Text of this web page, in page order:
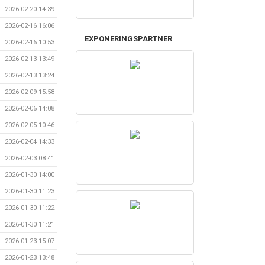
2026-02-20 14:39
2026-02-16 16:06
2026-02-16 10:53
2026-02-13 13:49
2026-02-13 13:24
2026-02-09 15:58
2026-02-06 14:08
2026-02-05 10:46
2026-02-04 14:33
2026-02-03 08:41
2026-01-30 14:00
2026-01-30 11:23
2026-01-30 11:22
2026-01-30 11:21
2026-01-23 15:07
2026-01-23 13:48
EXPONERINGSPARTNER